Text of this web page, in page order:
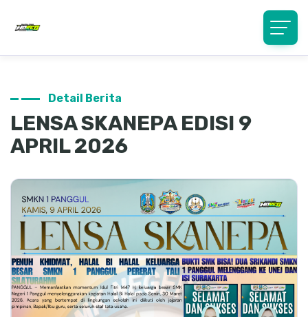
Detail Berita
LENSA SKANEPA EDISI 9
APRIL 2026